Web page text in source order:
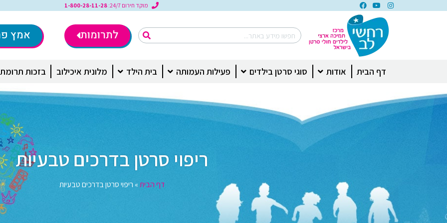
מוקד חירום 24/7: 1-800-28-11-28
לתרומות אמץ
דף הבית אודות סוגי סרטן בילדים פעילות העמותה בית הילד מלונית איכילוב בזכות
ריפוי סרטן בדרכים טבעיות
דף הבית» ריפוי סרטן בדרכים טבעיות